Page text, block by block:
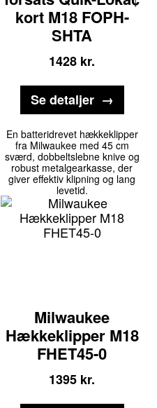
kort M18 FOPH-
SHTA
1428 kr.
Se detaljer
Milwaukee
Hækkeklipper M18
FHET45-0
En batteridrevet hækkeklipper
fra Milwaukee med 45 cm
sværd, dobbeltslebne knive og
robust metalgearkasse, der
giver effektiv klipning og lang
levetid.
1395 kr.